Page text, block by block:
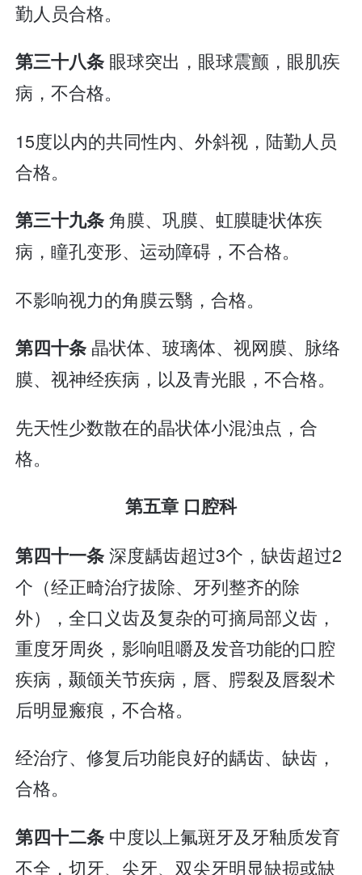
勤人员合格。
第三十八条 眼球突出，眼球震颤，眼肌疾
病，不合格。
15度以内的共同性内、外斜视，陆勤人员
合格。
第三十九条角膜、巩膜、虹膜睫状体疾
病，瞳孔变形、运动障碍，不合格。
不影响视力的角膜云翳，合格。
第四十条 晶状体、玻璃体、视网膜、脉络
膜、视神经疾病，以及青光眼，不合格。
先天性少数散在的晶状体小混浊点，合
格。
第五章 口腔科
第四十一条深度龋齿超过3个，缺齿超过2
个（经正畸治疗拔除、牙列整齐的除
外），全口义齿及复杂的可摘局部义齿，
重度牙周炎，影响咀嚼及发音功能的口腔
疾病，颞颌关节疾病，唇、腭裂及唇裂术
后明显瘢痕，不合格。
经治疗、修复后功能良好的龋齿、缺齿，
合格。
第四十二条 中度以上氟斑牙及牙釉质发育
不全，切牙、尖牙、双尖牙明显缺损或缺